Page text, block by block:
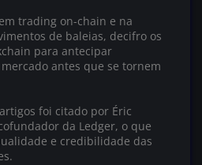
trading on-chain e na
de baleias, decifro os
para antecipar
antes que se tornem
foi citado por Éric
da Ledger, o que
e credibilidade das